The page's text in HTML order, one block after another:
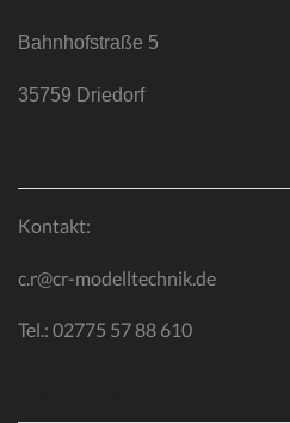
Bahnhofstraße 5
35759 Driedorf
Kontakt:
c.r@cr-modelltechnik.de
Tel.: 02775 57 88 610